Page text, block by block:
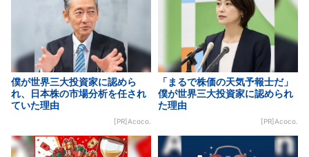
僕が世界三大投資家に認めら
れ、日本株の市場分析を任され
ていた理由
[PR]Acoco.
「まるで株価の天気予報士だ」
僕が世界三大投資家に認められ
た理由
[PR]Acoco.